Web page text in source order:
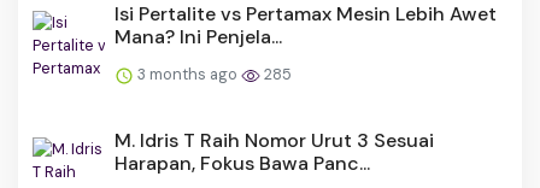
Isi Pertalite vs Pertamax Mesin Lebih Awet
Mana? Ini Penjela...
3 months ago 285
M. Idris T Raih Nomor Urut 3 Sesuai
Harapan, Fokus Bawa Panc...